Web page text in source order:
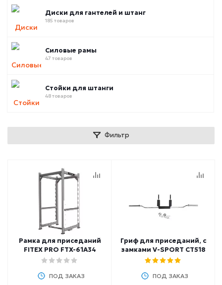
Диски для гантелей и штанг
185 товаров
Силовые рамы
47 товаров
Стойки для штанги
48 товаров
Фильтр
Рамка для приседаний
FITEX PRO FTX-61A34
ПОД ЗАКАЗ
Гриф для приседаний, с
замками V-SPORT CT518
ПОД ЗАКАЗ